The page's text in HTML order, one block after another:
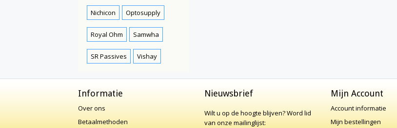
Nichicon Optosupply
Royal Ohm Samwha
SR Passives Vishay
Informatie
Over ons
Betaalmethoden
Nieuwsbrief
Wilt u op de hoogte blijven?Word lid
van onze mailinglijst:
Mijn Account
Account informatie
Mijn bestellingen